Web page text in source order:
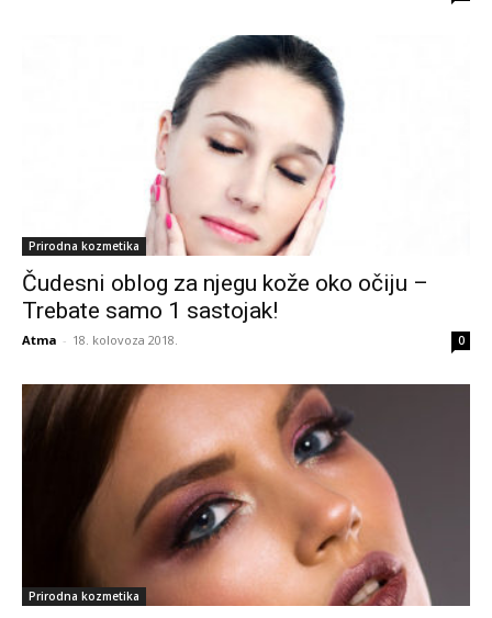
Prirodna kozmetika
Čudesni oblog za njegu kože oko očiju –
Trebate samo 1 sastojak!
Atma - 18. kolovoza 2018. 0
Prirodna kozmetika